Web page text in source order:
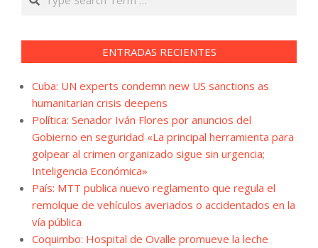
ENTRADAS RECIENTES
Cuba: UN experts condemn new US sanctions as
humanitarian crisis deepens
Política: Senador Iván Flores por anuncios del
Gobierno en seguridad «La principal herramienta para
golpear al crimen organizado sigue sin urgencia;
Inteligencia Económica»
País: MTT publica nuevo reglamento que regula el
remolque de vehículos averiados o accidentados en la
vía pública
Coquimbo: Hospital de Ovalle promueve la leche